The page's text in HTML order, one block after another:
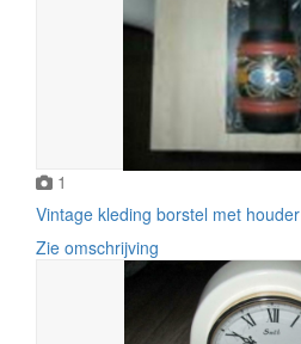
1
Vintage kleding borstel met houder
Zie omschrijving